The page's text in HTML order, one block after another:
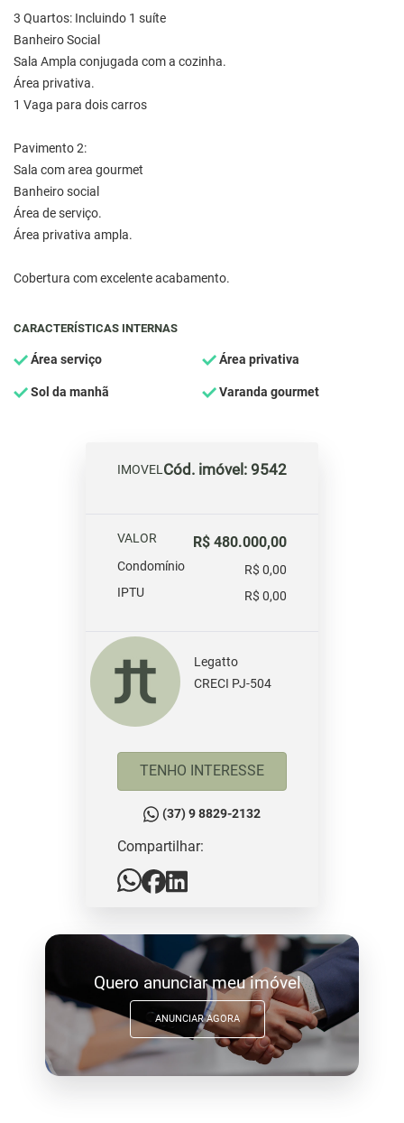
3 Quartos: Incluindo 1 suíte
Banheiro Social
Sala Ampla conjugada com a cozinha.
Área privativa.
1 Vaga para dois carros
Pavimento 2:
Sala com area gourmet
Banheiro social
Área de serviço.
Área privativa ampla.
Cobertura com excelente acabamento.
CARACTERÍSTICAS INTERNAS
Área serviço Área privativa
Sol da manhã Varanda gourmet
IMOVELCód. imóvel: 9542
VALOR R$ 480.000,00
Condomínio
R$ 0,00
IPTU
R$ 0,00
Legatto
CRECI PJ-504
TENHO INTERESSE
(37) 9 8829-2132
Compartilhar:
Quero anunciar meu imóvel
ANUNCIAR AGORA